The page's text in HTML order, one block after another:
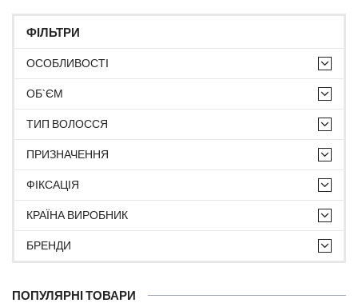
ФІЛЬТРИ
ОСОБЛИВОСТІ
ОБ`ЄМ
ТИП ВОЛОССЯ
ПРИЗНАЧЕННЯ
ФІКСАЦІЯ
КРАЇНА ВИРОБНИК
БРЕНДИ
ПОПУЛЯРНІ ТОВАРИ